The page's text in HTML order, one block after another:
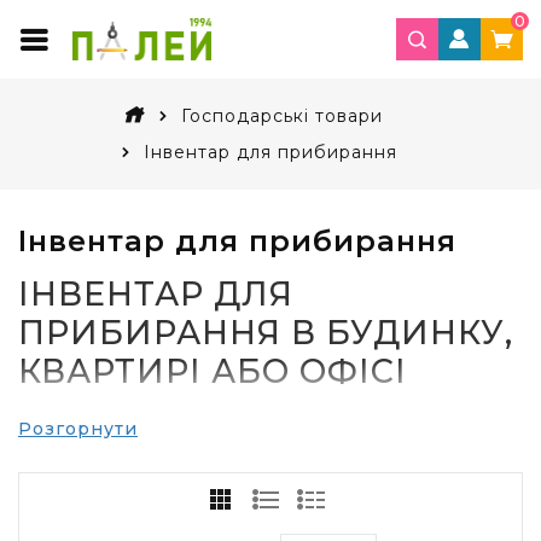
0
Господарські товари
Інвентар для прибирання
Інвентар для прибирання
ІНВЕНТАР ДЛЯ
ПРИБИРАННЯ В БУДИНКУ,
КВАРТИРІ АБО ОФІСІ
Не придумали ще такі системи, які могли б без
квартирі, офісі. Прибирати сміття, пил, мити
підлогу потрібно у будь-якому приміщенні. Для
Розгорнути